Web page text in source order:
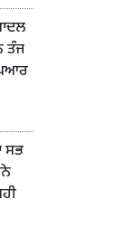
ਤੰਜ
ਸਭ